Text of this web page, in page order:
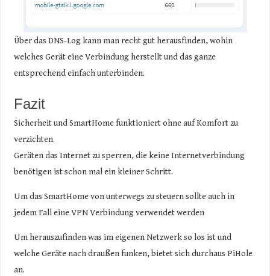
Über das DNS-Log kann man recht gut herausfinden, wohin
welches Gerät eine Verbindung herstellt und das ganze
entsprechend einfach unterbinden.
Fazit
Sicherheit und SmartHome funktioniert ohne auf Komfort zu
verzichten.
Geräten das Internet zu sperren, die keine Internetverbindung
benötigen ist schon mal ein kleiner Schritt.
Um das SmartHome von unterwegs zu steuern sollte auch in
jedem Fall eine VPN Verbindung verwendet werden
Um herauszufinden was im eigenen Netzwerk so los ist und
welche Geräte nach draußen funken, bietet sich durchaus PiHole
an.